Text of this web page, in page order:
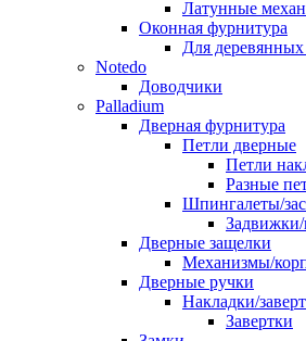
Латунные
Оконная фурнитура
Для деревянных
Notedo
Доводчики
Palladium
Дверная фурнитура
Петли дверные
Петли
Разные
Шпингалеты/
Дверные защелки
Механизмы/
Дверные ручки
Накладки/
Завертки